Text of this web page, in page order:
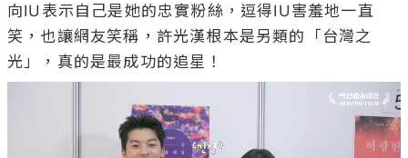
向IU表示自己是她的忠實粉絲，逗得IU害羞地一直
笑，也讓網友笑稱，許光漢根本是另類的「台灣之